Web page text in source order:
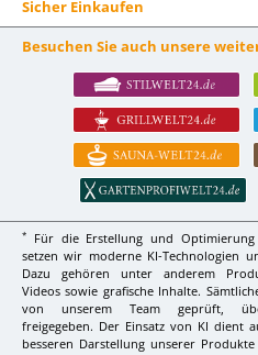
Sicher Einkaufen
Besuchen Sie auch unsere
*
Für die Erstellung und
setzen wir moderne KI-Technologien
Dazu gehören unter anderem
Videos sowie grafische Inhalte.
von unserem Team geprüft,
freigegeben. Der Einsatz von KI dient
besseren Darstellung unserer